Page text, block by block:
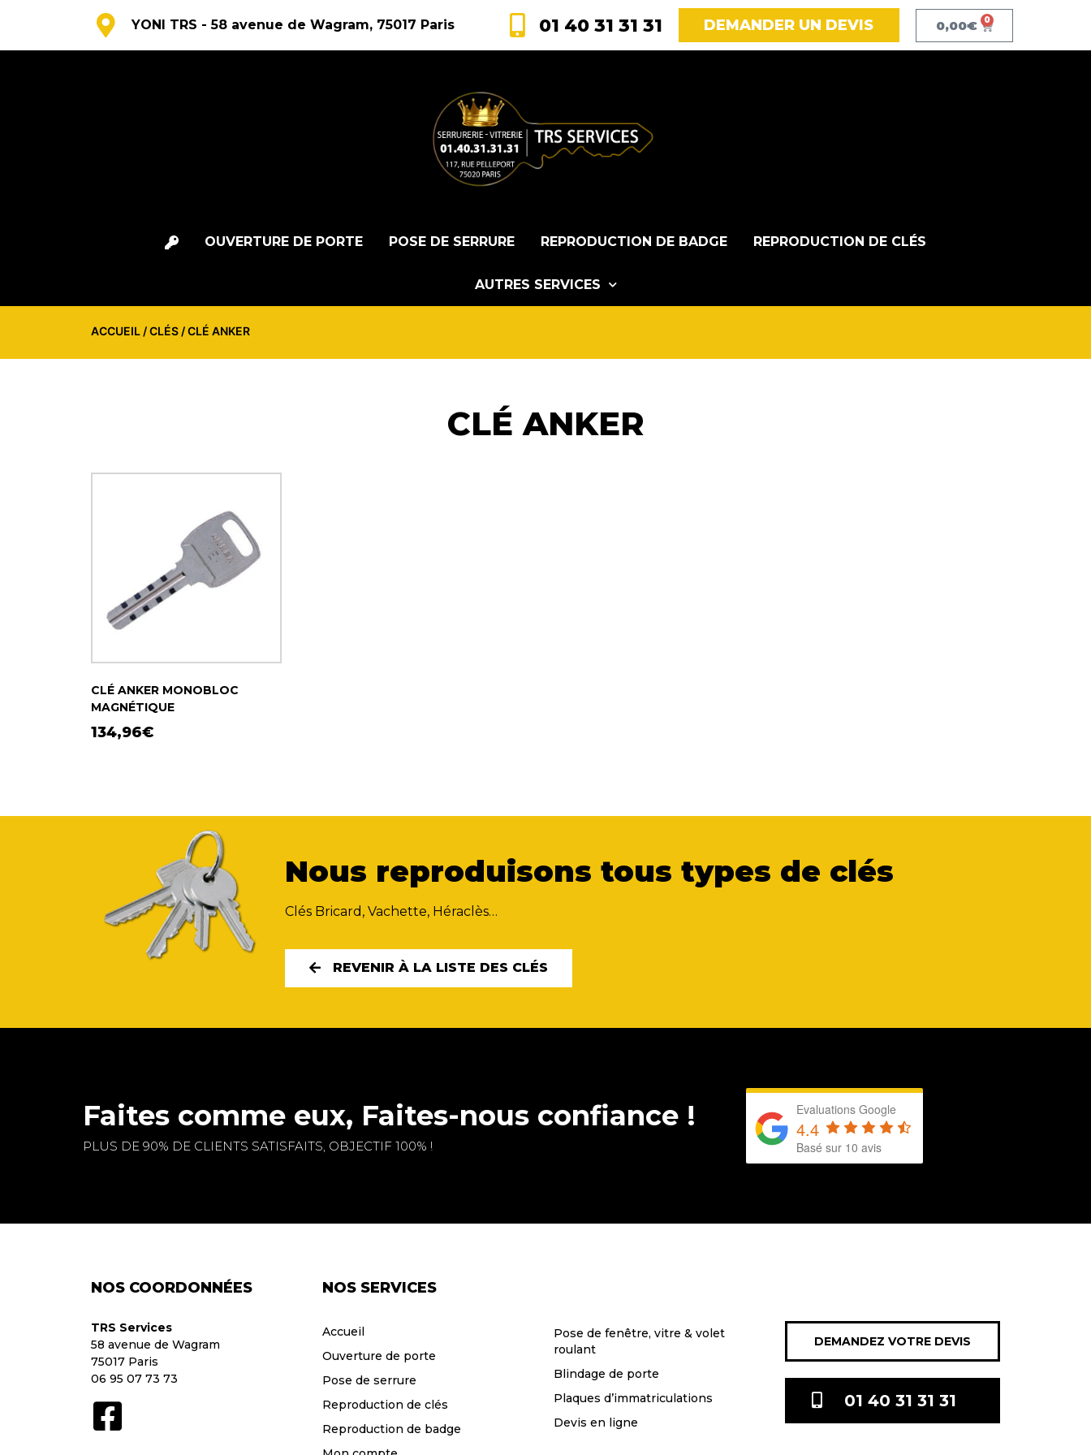
YONI TRS - 58 avenue de Wagram, 75017 Paris 01 40 31 31 31 DEMANDER UN DEVIS 0,00€ 0
OUVERTURE DE PORTE POSE DE SERRURE REPRODUCTION DE BADGE REPRODUCTION DE CLÉS
AUTRES SERVICES
ACCUEIL /CLÉS / CLÉ ANKER
CLÉ ANKER
CLÉ ANKER MONOBLOC
MAGNÉTIQUE
134,96€
Nous reproduisons tous types de clés
Clés Bricard, Vachette, Héraclès…
REVENIR À LA LISTE DES CLÉS
Faites comme eux, Faites-nous confiance !
PLUS DE 90% DE CLIENTS SATISFAITS, OBJECTIF 100% !
Evaluations Google
4.4
Basé sur 10 avis
NOS COORDONNÉES
TRS Services
58 avenue de Wagram
75017 Paris
06 95 07 73 73
NOS SERVICES
Accueil
Ouverture de porte
Pose de serrure
Reproduction de clés
Reproduction de badge
Pose de fenêtre, vitre & volet
roulant
Blindage de porte
Plaques d’immatriculations
Devis en ligne
DEMANDEZ VOTRE DEVIS
01 40 31 31 31